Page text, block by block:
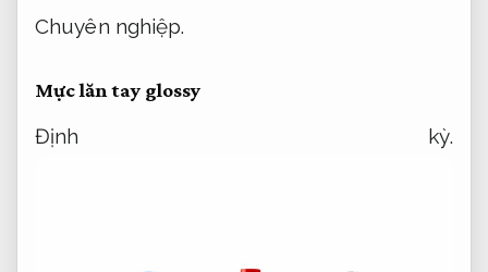
Chuyên nghiệp.
Mực lăn tay glossy
Định kỳ.